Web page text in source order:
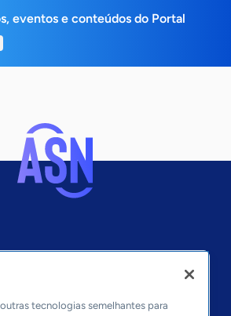
eventos e conteúdos do Portal
tecnologias semelhantes para